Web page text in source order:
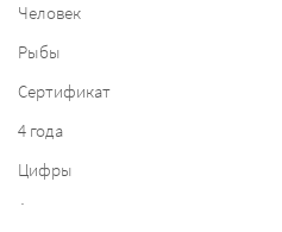
Человек
Рыбы
Сертификат
4 года
Цифры
Англия